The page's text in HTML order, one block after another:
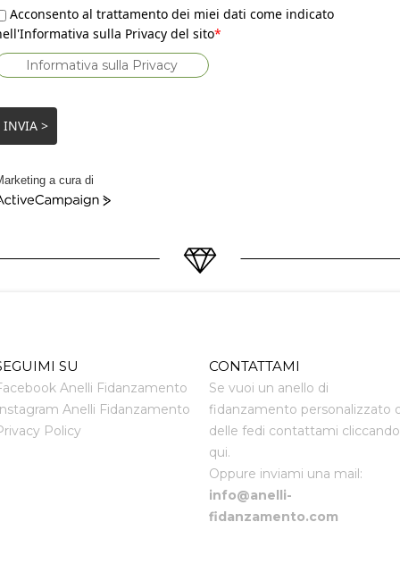
Acconsento al trattamento dei miei dati come indicato
sulla Privacy del sito*
Informativa sulla Privacy
INVIA >
a cura di
SU
Anelli Fidanzamento
Anelli Fidanzamento
Policy
CONTATTAMI
Se vuoi un anello di
fidanzamento personalizzato
delle fedi contattami cliccando
qui.
Oppure inviami una mail:
info@anelli-
fidanzamento.com